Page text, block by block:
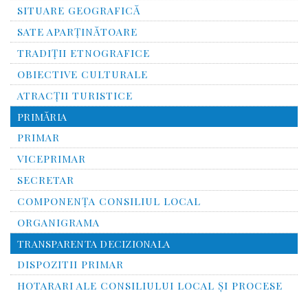
SITUARE GEOGRAFICĂ
SATE APARȚINĂTOARE
TRADIȚII ETNOGRAFICE
OBIECTIVE CULTURALE
ATRACȚII TURISTICE
PRIMĂRIA
PRIMAR
VICEPRIMAR
SECRETAR
COMPONENȚA CONSILIUL LOCAL
ORGANIGRAMA
TRANSPARENTA DECIZIONALA
DISPOZITII PRIMAR
HOTARARI ALE CONSILIULUI LOCAL ȘI PROCESE